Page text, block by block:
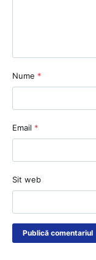
Nume *
Email *
Sit web